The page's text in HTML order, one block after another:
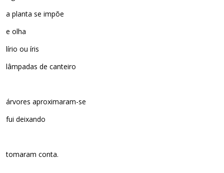
a planta se impõe
e olha
lírio ou íris
lâmpadas de canteiro
árvores aproximaram-se
fui deixando
tomaram conta.